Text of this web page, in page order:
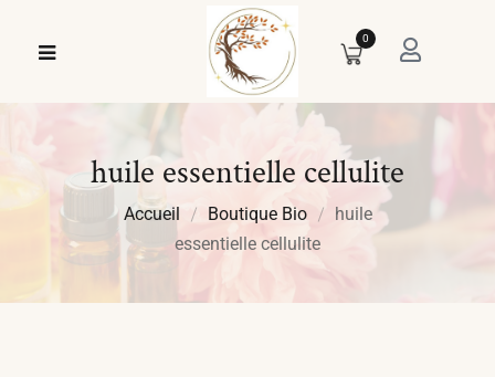
0
huile essentielle cellulite
Accueil Boutique Bio
huile
essentielle cellulite